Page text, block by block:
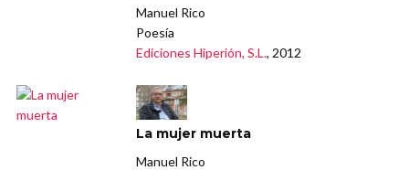
Manuel Rico
Poesía
Ediciones Hiperión, S.L., 2012
La mujer muerta
Manuel Rico